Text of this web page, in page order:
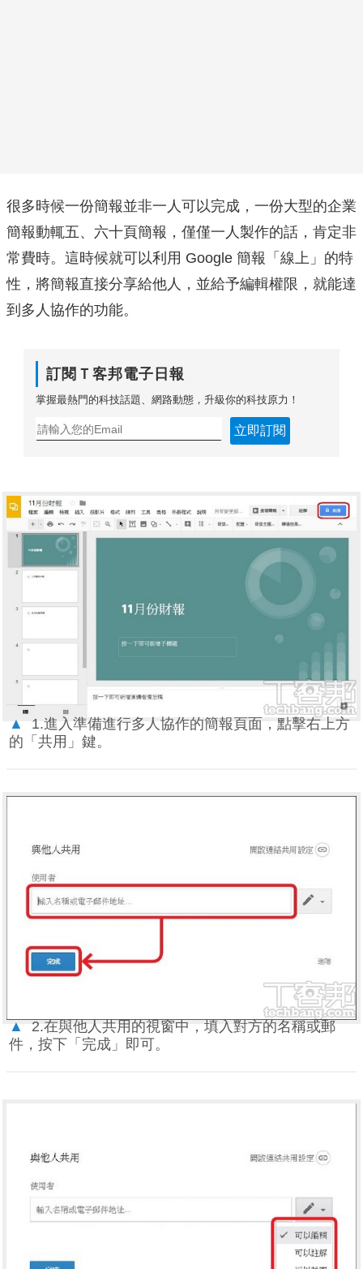
很多時候一份簡報並非一人可以完成，一份大型的企業
簡報動輒五、六十頁簡報，僅僅一人製作的話，肯定非
常費時。這時候就可以利用 Google 簡報「線上」的特
性，將簡報直接分享給他人，並給予編輯權限，就能達
到多人協作的功能。
訂閱Ｔ客邦電子日報
掌握最熱門的科技話題、網路動態，升級你的科技原力！
立即訂閱
▲
1.進入準備進行多人協作的簡報頁面，點擊右上方
的「共用」鍵。
▲
2.在與他人共用的視窗中，填入對方的名稱或郵
件，按下「完成」即可。